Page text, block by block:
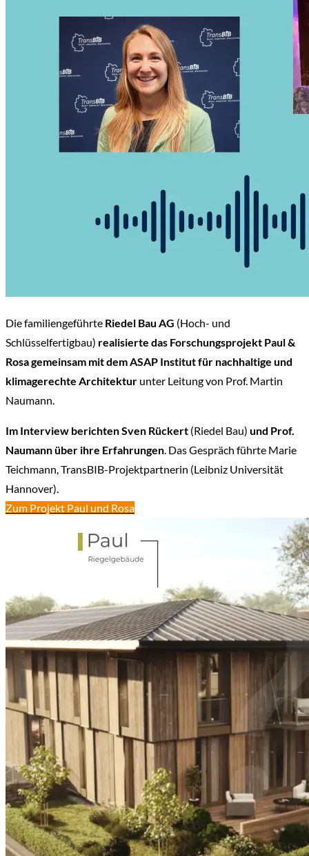
Die familiengeführte Riedel Bau AG (Hoch- und
Schlüsselfertigbau) realisierte das Forschungsprojekt Paul &
Rosa gemeinsam mit dem ASAP Institut für nachhaltige und
klimagerechte Architektur unter Leitung von Prof. Martin
Naumann.
Im Interview berichten Sven Rückert (Riedel Bau) und Prof.
Naumann über ihre Erfahrungen. Das Gespräch führte Marie
Teichmann, TransBIB-Projektpartnerin (Leibniz Universität
Hannover).
Zum Projekt Paul und Rosa